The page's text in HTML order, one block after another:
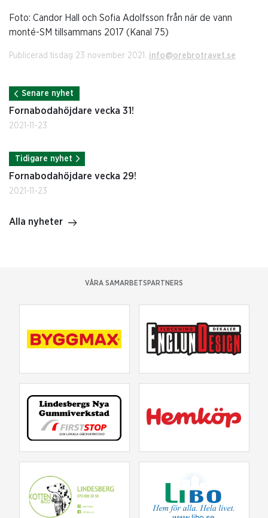
Foto: Candor Hall och Sofia Adolfsson från när de vann
monté-SM tillsammans 2017 (Kanal 75)
Publicerad tisdag 23 november 2021. info@orebrotravet.se
Senare nyhet
Fornabodahöjdare vecka 31!
2021-11-23
Tidigare nyhet
Fornabodahöjdare vecka 29!
2021-11-23
Alla nyheter
VÅRA SAMARBETSPARTNERS